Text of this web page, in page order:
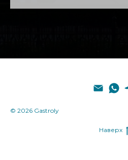
© 2026 Gastroly
Наверх